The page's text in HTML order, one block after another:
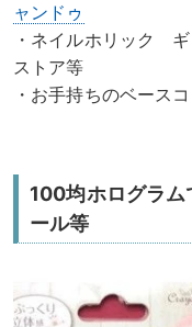
ャンドゥ
・ネイルホリック
ストア等
・お手持ちのベース
100均ホログラム
ール等